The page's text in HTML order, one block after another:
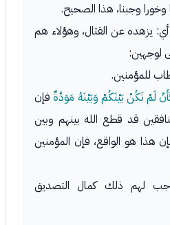
وجبنا، هذا الصحيح.
يزهده عن القتال، وهؤلاء هم
لوجهين:
للمؤمنين.
لَمْ تَكُنْ بَيْنَكُمْ وَبَيْنَهُ مَوَدَّةٌفإن
قد قطع الله بينهم وبين
هذا هو الواقع، فإن المؤمنين
لهم ذلك كمال التصديق